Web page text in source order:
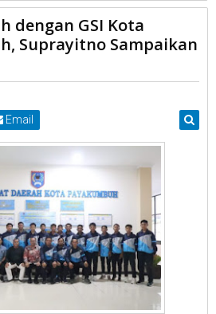
Kota Payakumbuh, Suprayitno
dengan GSI Kota
Suprayitno Sampaikan
Email